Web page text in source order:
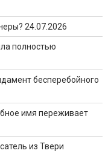
24.07.2026
полностью
бесперебойного
имя переживает
из Твери